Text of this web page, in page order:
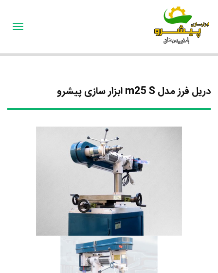
دریل فرز مدل m25 S ابزار سازی پیشرو